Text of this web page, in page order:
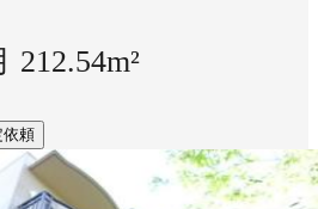
212.54m²
依頼